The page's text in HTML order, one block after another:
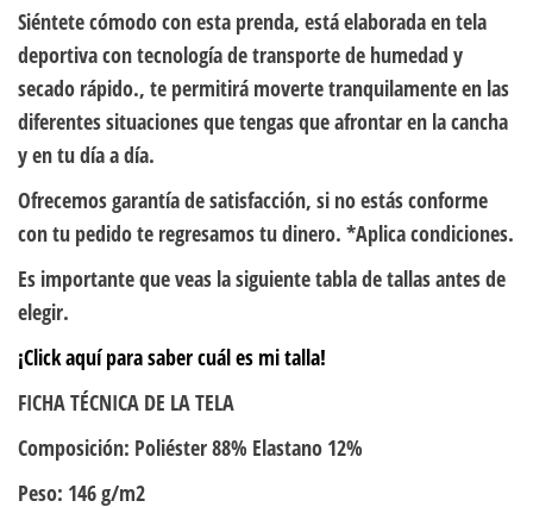
Siéntete cómodo con esta prenda, está elaborada en tela
deportiva con tecnología de transporte de humedad y
secado rápido., te permitirá moverte tranquilamente en las
diferentes situaciones que tengas que afrontar en la cancha
y en tu día a día.
Ofrecemos garantía de satisfacción, si no estás conforme
con tu pedido te regresamos tu dinero. *Aplica condiciones.
Es importante que veas la siguiente tabla de tallas antes de
elegir.
¡Click aquí para saber cuál es mi talla!
FICHA TÉCNICA DE LA TELA
Composición: Poliéster 88% Elastano 12%
Peso: 146 g/m2